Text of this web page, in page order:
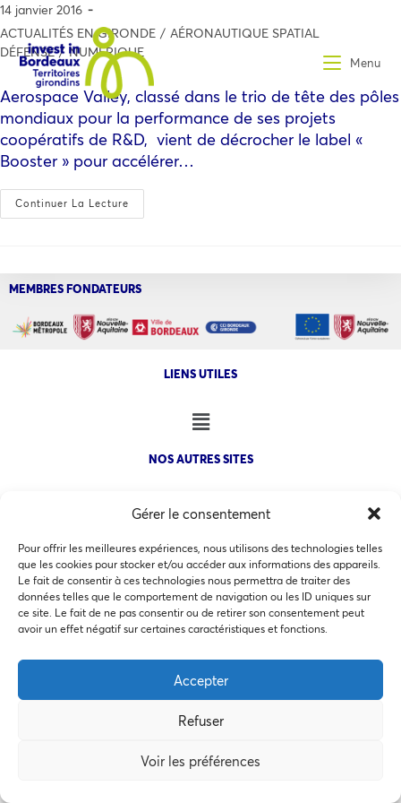
Gérer le consentement
Pour offrir les meilleures expériences, nous utilisons des technologies telles
que les cookies pour stocker et/ou accéder aux informations des appareils.
Le fait de consentir à ces technologies nous permettra de traiter des
données telles que le comportement de navigation ou les ID uniques sur
ce site. Le fait de ne pas consentir ou de retirer son consentement peut
avoir un effet négatif sur certaines caractéristiques et fonctions.
Accepter
Refuser
Voir les préférences
Ce site utilise des cookies pour les statistiques et pour
politique de confidentialité
Accepter
Refuser
Préférences des cookies
Menu
14 janvier 2016
ACTUALITÉS EN GIRONDE / AÉRONAUTIQUE SPATIAL
DÉFENSE / NUMÉRIQUE
Aerospace Valley, classé dans le trio de tête des pôles
mondiaux pour la performance de ses projets
coopératifs de R&D, vient de décrocher le label «
Booster » pour accélérer…
Continuer La Lecture
MEMBRES FONDATEURS
LIENS UTILES
NOS AUTRES SITES
COPYRIGHT @ 2026 - INVEST IN BORDEAUX - 32 Allées d'Orléans
33000 Bordeaux